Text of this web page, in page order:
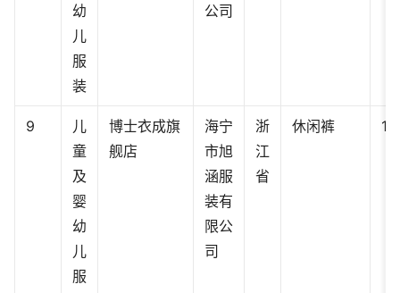
幼
儿
服
装
公司
9
儿
童
及
婴
幼
儿
服
博士衣成旗
舰店
海宁
市旭
涵服
装有
限公
司
浙
江
省
休闲裤